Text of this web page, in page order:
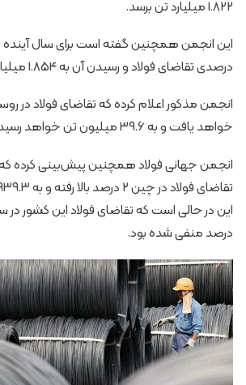
1.822 میلیارد تن برسد.
درصدی تقاضای فولاد و رسیدن آن به 1.854 میلیارد تن را دارد.
خواهد یافت و به 39.6 میلیون تن خواهد رسید.
درصد منفی شده بود.